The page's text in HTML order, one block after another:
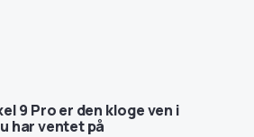
9 Pro er den kloge ven i
har ventet på